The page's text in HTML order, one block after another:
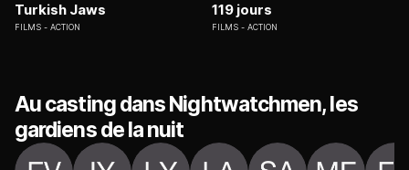
Turkish Jaws
FILMS ACTION
119 jours
FILMS ACTION
Au casting dans Nightwatchmen, les
gardiens de la nuit